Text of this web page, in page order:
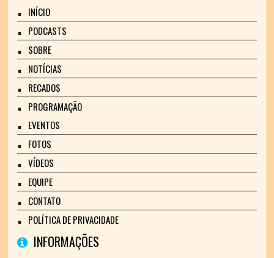
INÍCIO
PODCASTS
SOBRE
NOTÍCIAS
RECADOS
PROGRAMAÇÃO
EVENTOS
FOTOS
VÍDEOS
EQUIPE
CONTATO
POLÍTICA DE PRIVACIDADE
INFORMAÇÕES